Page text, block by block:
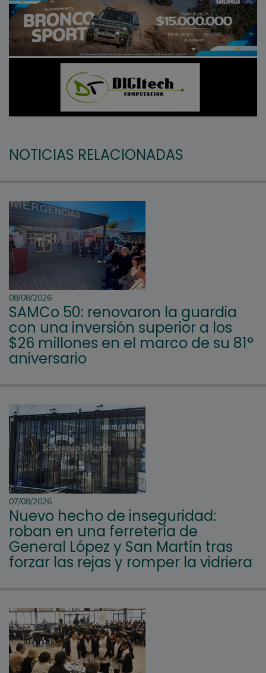
NOTICIAS RELACIONADAS
08/08/2026
SAMCo 50: renovaron la guardia
con una inversión superior a los
$26 millones en el marco de su 81°
aniversario
07/08/2026
Nuevo hecho de inseguridad:
roban en una ferretería de
General López y San Martín tras
forzar las rejas y romper la vidriera